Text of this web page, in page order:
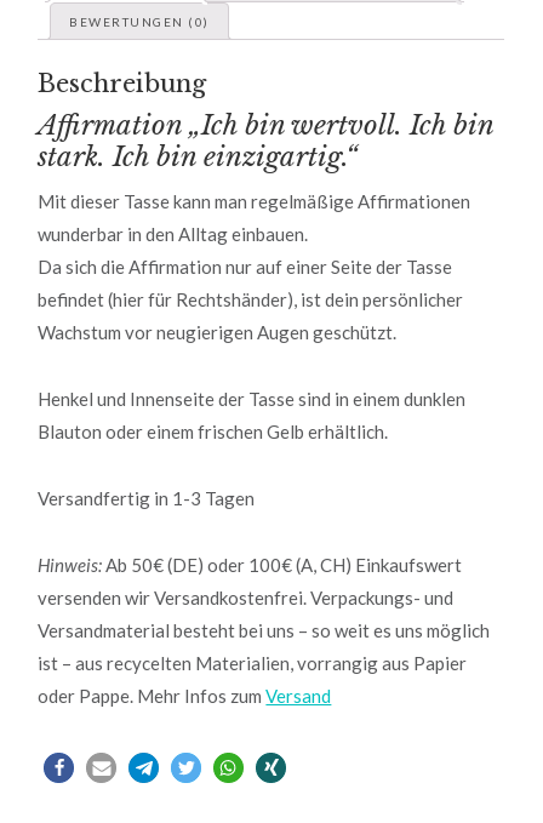
BEWERTUNGEN (0)
Beschreibung
Affirmation „Ich bin wertvoll. Ich bin
stark. Ich bin einzigartig.“
Mit dieser Tasse kann man regelmäßige Affirmationen
wunderbar in den Alltag einbauen.
Da sich die Affirmation nur auf einer Seite der Tasse
befindet (hier für Rechtshänder), ist dein persönlicher
Wachstum vor neugierigen Augen geschützt.
Henkel und Innenseite der Tasse sind in einem dunklen
Blauton oder einem frischen Gelb erhältlich.
Versandfertig in 1-3 Tagen
Hinweis:Ab 50€ (DE) oder 100€ (A, CH) Einkaufswert
versenden wir Versandkostenfrei. Verpackungs- und
Versandmaterial besteht bei uns – so weit es uns möglich
ist – aus recycelten Materialien, vorrangig aus Papier
oder Pappe. Mehr Infos zumVersand